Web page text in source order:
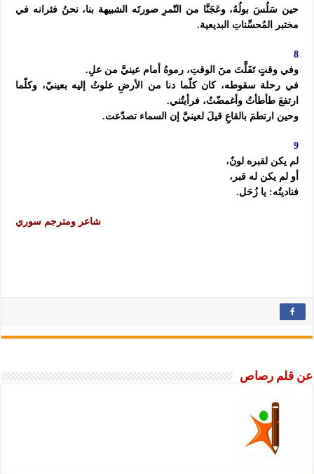
حين سَلُسَ بولُهُ، وعَجَنَّا من التّمرِ صورتَه الشبيهة بنا، نحنُ فئرانه في
مختبر المُحسِّناتِ البديعية.
8
وفي وقتٍ تَفَلَّتَ منَ الوقتِ، رموهُ أمام عينيَّ من علِ.
في رحلة سقوطه، كان كلّما دنا من الأرضِ علوتُ إليه بعينيّ، وكلّما
ارتفعَ طأطأتُ وأغمضّتُ، فرأيتُني.
وحين ارتطمَ بالقاعِ قيلَ لعينيَّ إن السماء تصدّعت.
9
لم يكن لقبره لونٌ،
أو لم يكن له قبر،
فناديتُه: يا زُحَل.
شاعر ومترجم سوري
عن قلم رصاص